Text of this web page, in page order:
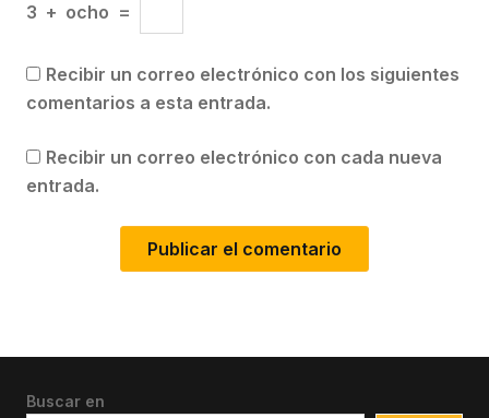
3 + ocho =
Recibir un correo electrónico con los siguientes
comentarios a esta entrada.
Recibir un correo electrónico con cada nueva
entrada.
Buscar en